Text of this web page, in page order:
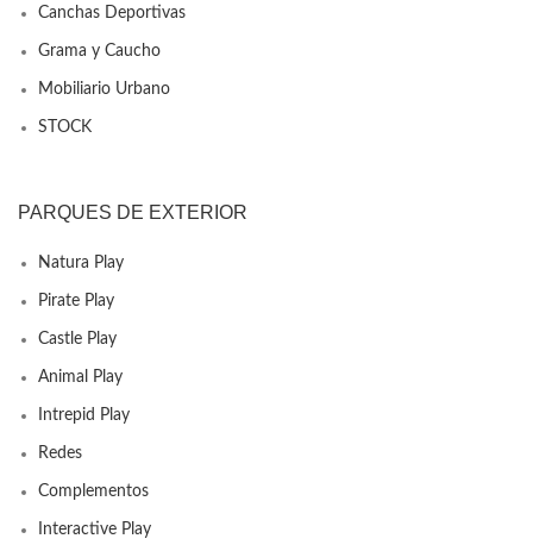
Canchas Deportivas
Grama y Caucho
Mobiliario Urbano
STOCK
PARQUES DE EXTERIOR
Natura Play
Pirate Play
Castle Play
Animal Play
Intrepid Play
Redes
Complementos
Interactive Play